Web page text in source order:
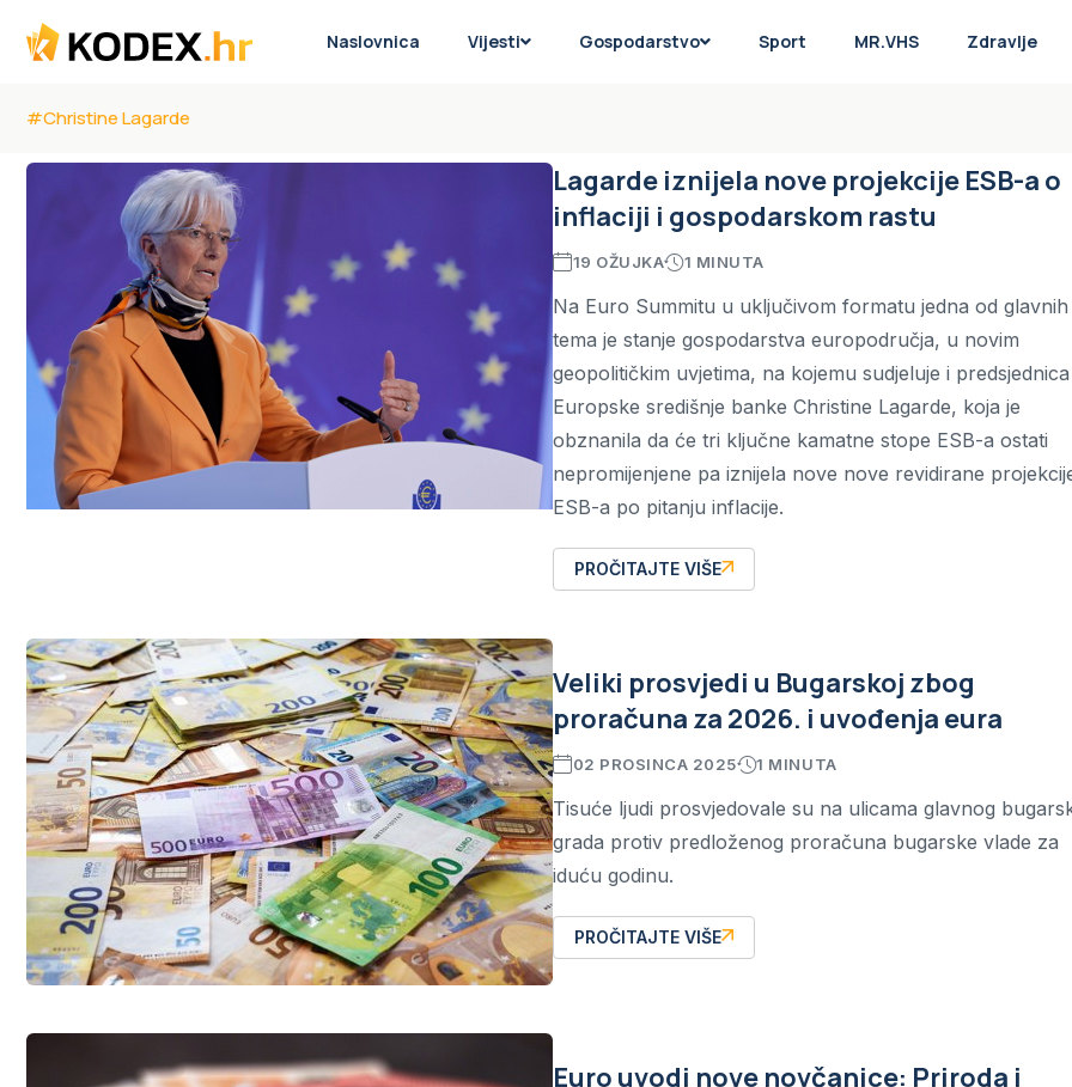
Naslovnica Vijesti Gospodarstvo Sport MR.VHS Zdravlje
#Christine Lagarde
Lagarde iznijela nove projekcije ESB-a o
inflaciji i gospodarskom rastu
19 OŽUJKA 1 MINUTA
Na Euro Summitu u uključivom formatu jedna od glavnih
tema je stanje gospodarstva europodručja, u novim
geopolitičkim uvjetima, na kojemu sudjeluje i predsjednica
Europske središnje banke Christine Lagarde, koja je
obznanila da će tri ključne kamatne stope ESB-a ostati
nepromijenjene pa iznijela nove nove revidirane
ESB-a po pitanju inflacije.
PROČITAJTE VIŠE
Veliki prosvjedi u Bugarskoj zbog
proračuna za 2026. i uvođenja eura
02 PROSINCA 2025 1 MINUTA
Tisuće ljudi prosvjedovale su na ulicama glavnog
grada protiv predloženog proračuna bugarske vlade za
iduću godinu.
PROČITAJTE VIŠE
Euro uvodi nove novčanice: Priroda i